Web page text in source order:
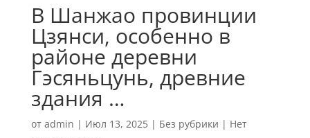
В Шанжао провинции
Цзянси, особенно в
районе деревни
Гэсяньцунь, древние
здания …
от admin | Июл 13, 2025| Без рубрики | Нет